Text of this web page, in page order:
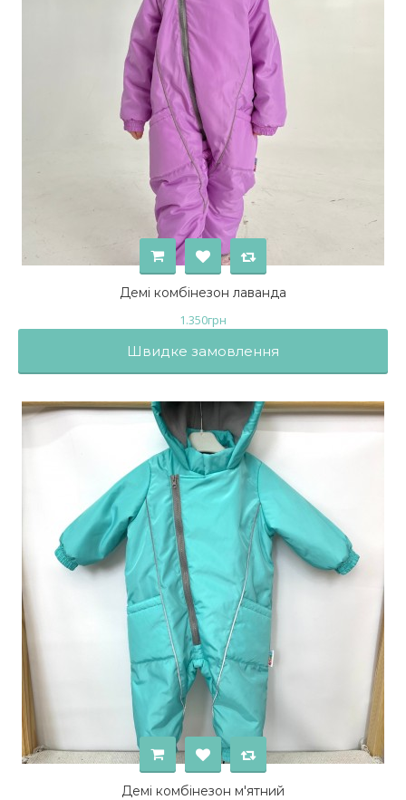
Демі комбінезон лаванда
1.350грн
Швидке замовлення
Демі комбінезон м'ятний